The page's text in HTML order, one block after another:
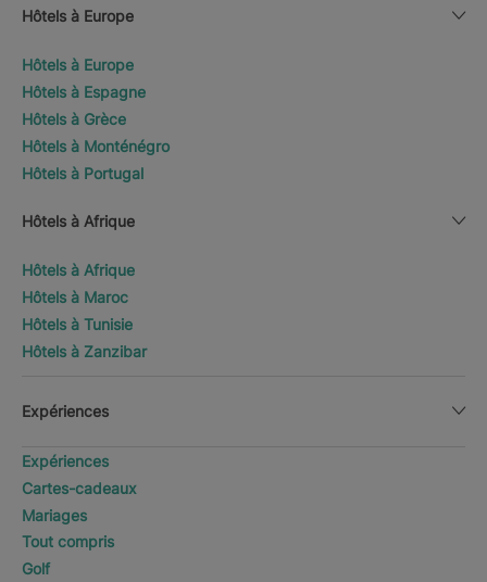
Hôtels à Europe
Hôtels à Europe
Hôtels à Espagne
Hôtels à Grèce
Hôtels à Monténégro
Hôtels à Portugal
Hôtels à Afrique
Hôtels à Afrique
Hôtels à Maroc
Hôtels à Tunisie
Hôtels à Zanzibar
Expériences
Expériences
Cartes-cadeaux
Mariages
Tout compris
Golf